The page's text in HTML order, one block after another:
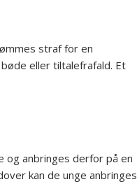
straf for en
eller tiltalefrafald. Et
og anbringes derfor på en
kan de unge anbringes